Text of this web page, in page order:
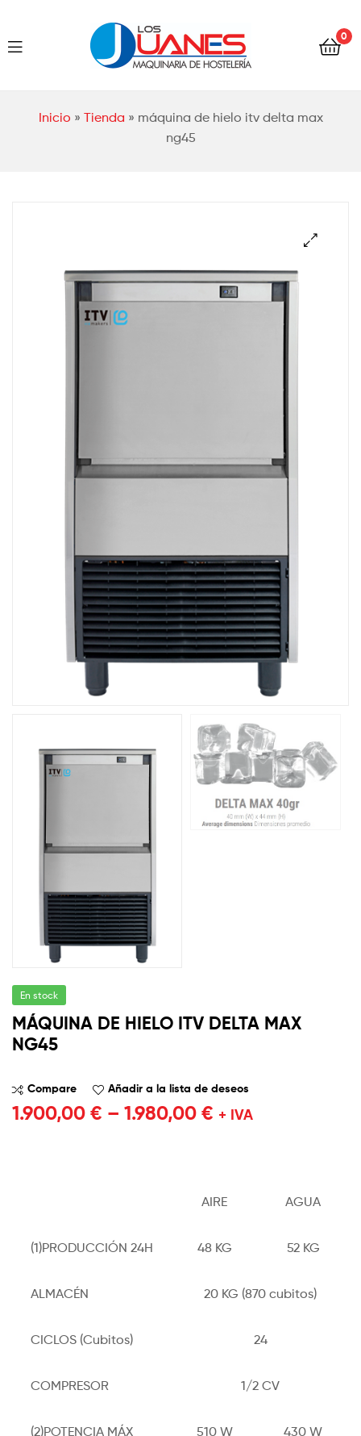
Los
0
Inicio » Tienda » máquina de hielo itv delta max
ng45
Los
En stock
MÁQUINA DE HIELO ITV DELTA MAX
NG45
Compare Añadir a la lista de deseos
1.900,00 € – 1.980,00 € + IVA
AIRE AGUA
(1)PRODUCCIÓN 24H 48 KG 52 KG
ALMACÉN 20 KG (870 cubitos)
CICLOS (Cubitos) 24
COMPRESOR 1/2 CV
(2)POTENCIA MÁX
510 W 430 W